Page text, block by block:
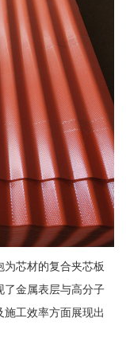
芯材的复合夹芯板
了金属表层与高分子
工效率方面展现出